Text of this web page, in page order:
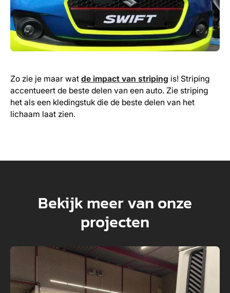
Zo zie je maar wat de impact van striping is! Striping
accentueert de beste delen van een auto. Zie striping
het als een kledingstuk die de beste delen van het
lichaam laat zien.
Bekijk meer van onze
projecten